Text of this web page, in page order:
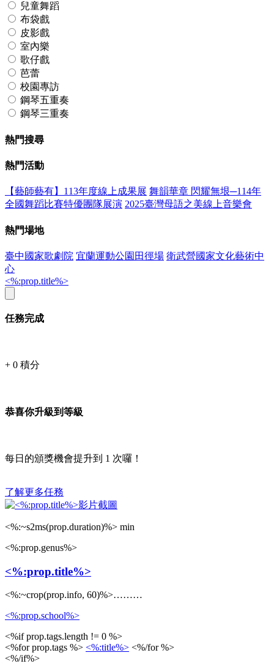
兒童舞蹈
布袋戲
皮影戲
室內樂
歌仔戲
芭蕾
校園專訪
鋼琴五重奏
鋼琴三重奏
熱門搜尋
熱門活動
【藝師藝有】113年度線上成果展 舞韻華章 閃耀無垠─114年
全國舞蹈比賽特優團隊展演 2025臺灣母語之美線上音樂會
熱門場地
臺中國家歌劇院 宜蘭運動公園田徑場 衛武營國家文化藝術中
心
<%:prop.title%>
任務完成
+ 0 積分
恭喜你升級到等級
每日的頒獎機會提升到 1 次囉！
了解更多任務
<%:~s2ms(prop.duration)%> min
<%:prop.genus%>
<%:prop.title%>
<%:~crop(prop.info, 60)%>………
<%:prop.school%>
<%if prop.tags.length != 0 %>
<%for prop.tags %> <%:title%> <%/for %>
<%/if%>